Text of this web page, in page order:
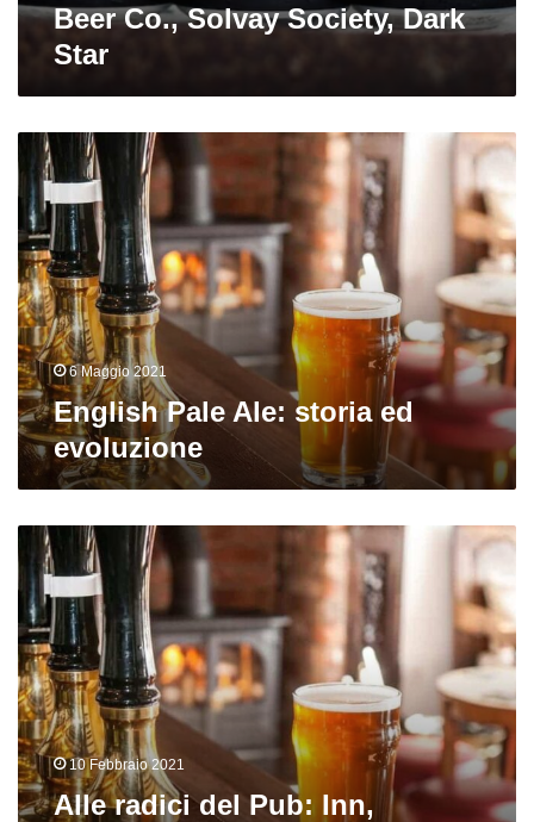
Beer Co., Solvay Society, Dark
Star
English
Pale
Ale:
storia
ed
evoluzione
6 Maggio 2021
English Pale Ale: storia ed
evoluzione
radici
del
Pub:
Inn,
AleHouse
e
Tavern
10 Febbraio 2021
Alle radici del Pub: Inn,